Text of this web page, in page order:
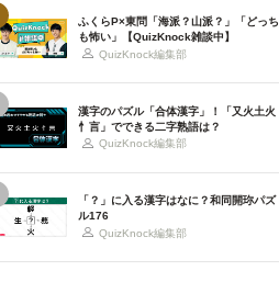
ふくらP×東問「海派？山派？」「どっち
も怖い」【QuizKnock雑談中】
QuizKnock編集部
漢字のパズル「合体漢字」！「又火土火
忄言」でできる二字熟語は？
QuizKnock編集部
「？」に入る漢字はなに？和同開珎パズ
ル176
QuizKnock編集部